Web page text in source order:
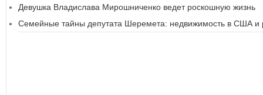
Девушка Владислава Мирошниченко ведет роскошную жизнь
Семейные тайны депутата Шеремета: недвижимость в США и